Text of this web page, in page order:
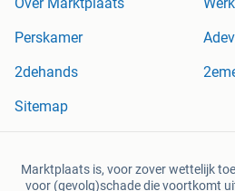
Over Marktplaats
Perskamer
2dehands
Sitemap
Marktplaats is, voor zover wettelijk
voor (gevolg)schade die voortkomt